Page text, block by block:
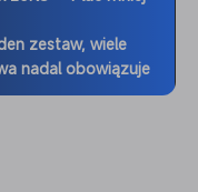
zestaw, wiele
nadal obowiązuje